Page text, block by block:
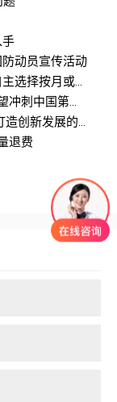
手
动员宣传活动
选择按月或...
冲刺中国第...
创新发展的...
退费